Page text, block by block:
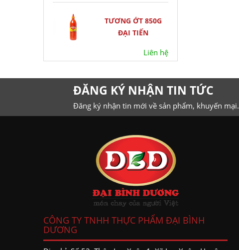
TƯƠNG ỚT 850G
ĐẠI TIẾN
Liên hệ
ĐĂNG KÝ NHẬN TIN TỨC
Đăng ký nhận tin mới về sản phẩm, khuyến mại.
CÔNG TY TNHH THỰC PHẨM ĐẠI BÌNH
DƯƠNG